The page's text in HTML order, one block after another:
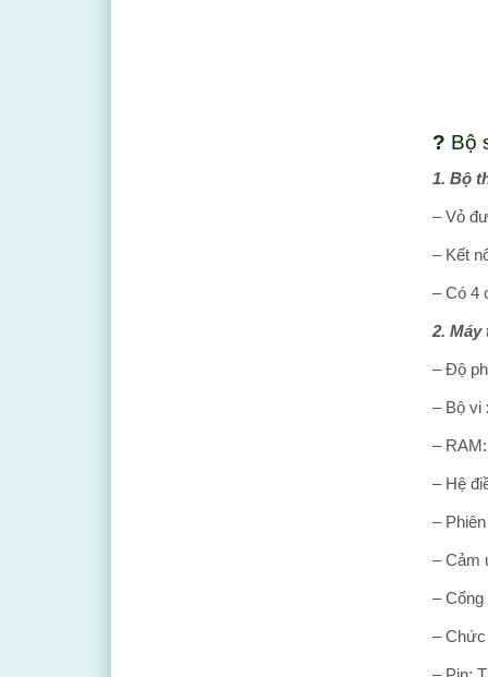
? Bộ
1. Bộ
– Vỏ
– Kết
– Có 4
2. Máy
– Độ
– Bộ vi
–
– Hệ
–
– Cảm
–
– Chức